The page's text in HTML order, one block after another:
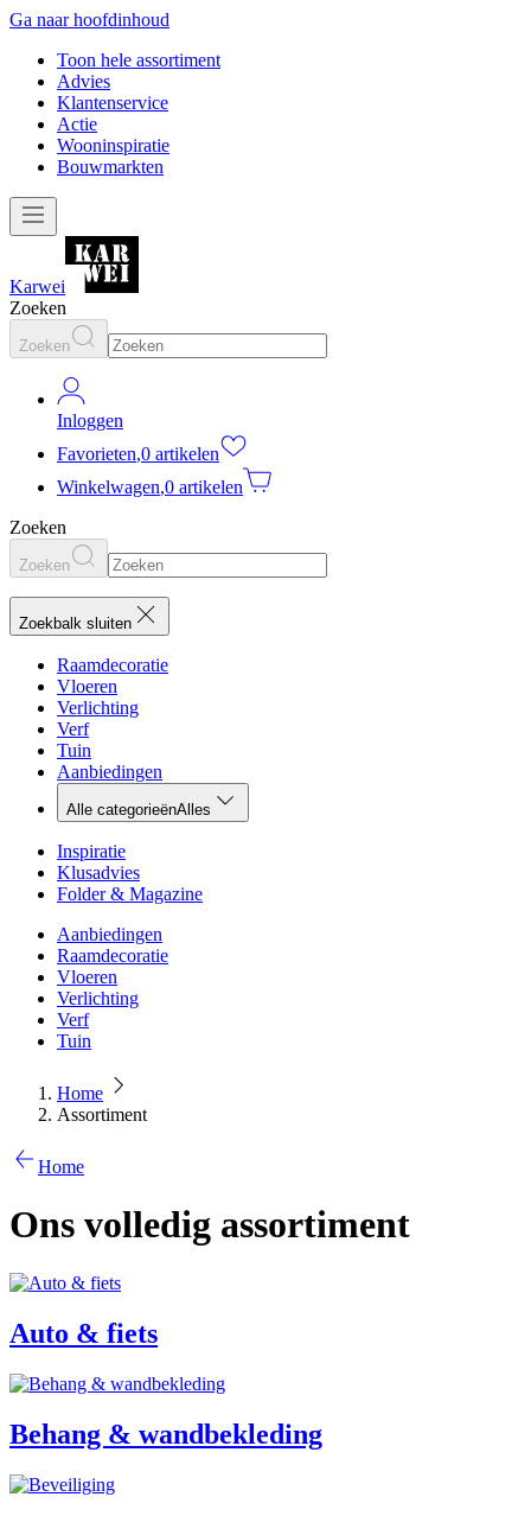
Ga naar hoofdinhoud
Toon hele assortiment
Advies
Klantenservice
Actie
Wooninspiratie
Bouwmarkten
Karwei
Zoeken
Zoeken
Inloggen
Favorieten,0 artikelen
Winkelwagen,0 artikelen
Zoeken
Zoeken
Zoekbalk sluiten
Raamdecoratie
Vloeren
Verlichting
Verf
Tuin
Aanbiedingen
Alle categorieënAlles
Inspiratie
Klusadvies
Folder & Magazine
Aanbiedingen
Raamdecoratie
Vloeren
Verlichting
Verf
Tuin
Home
Assortiment
Home
Ons volledig assortiment
Auto & fiets
Behang & wandbekleding